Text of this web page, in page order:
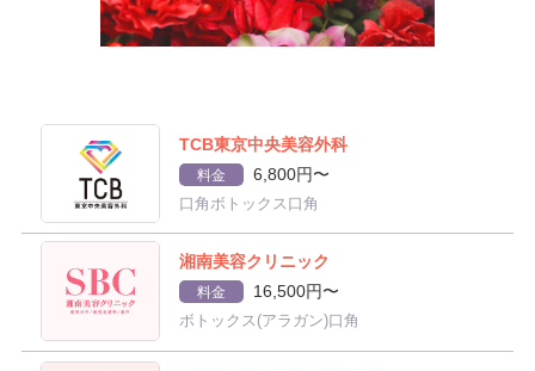
TCB東京中央美容外科
料金 6,800円〜
口角ボトックス口角
湘南美容クリニック
料金 16,500円〜
ボトックス(アラガン)口角